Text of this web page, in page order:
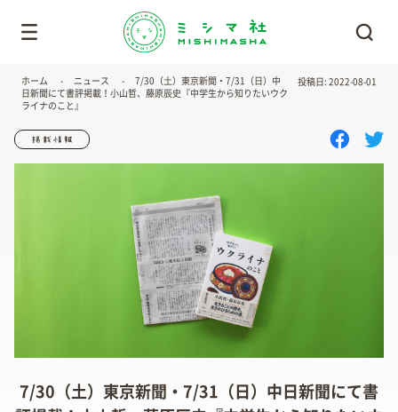
ホーム ニュース
7/30（土）東京新聞・7/31（日）中
日新聞にて書評掲載！小山哲、藤原辰史『中学生から知りたいウク
ライナのこと』
投稿日: 2022-08-01
7/30（土）東京新聞・7/31（日）中日新聞にて書